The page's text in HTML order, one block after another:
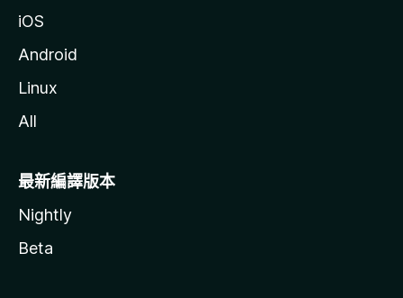
iOS
Android
Linux
All
最新編譯版本
Nightly
Beta